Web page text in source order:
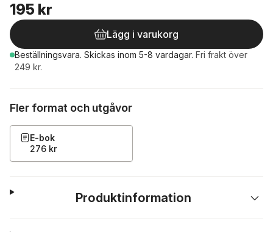
195 kr
Lägg i varukorg
Beställningsvara. Skickas inom 5-8 vardagar. Fri frakt över
249 kr.
Fler format och utgåvor
E-bok
276 kr
Produktinformation